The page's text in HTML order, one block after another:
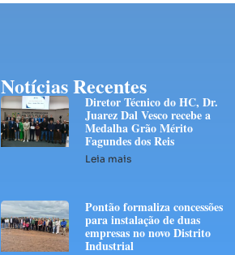
Notícias Recentes
Diretor Técnico do HC, Dr.
Juarez Dal Vesco recebe a
Medalha Grão Mérito
Fagundes dos Reis
Leia mais
Pontão formaliza concessões
para instalação de duas
empresas no novo Distrito
Industrial